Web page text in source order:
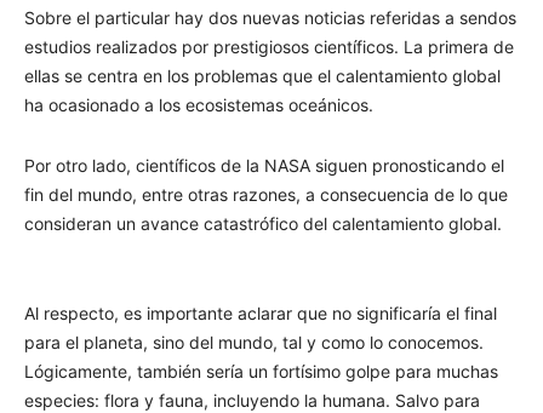
Sobre el particular hay dos nuevas noticias referidas a sendos
estudios realizados por prestigiosos científicos. La primera de
ellas se centra en los problemas que el calentamiento global
ha ocasionado a los ecosistemas oceánicos.
Por otro lado, científicos de la NASA siguen pronosticando el
fin del mundo, entre otras razones, a consecuencia de lo que
consideran un avance catastrófico del calentamiento global.
Al respecto, es importante aclarar que no significaría el final
para el planeta, sino del mundo, tal y como lo conocemos.
Lógicamente, también sería un fortísimo golpe para muchas
especies: flora y fauna, incluyendo la humana. Salvo para